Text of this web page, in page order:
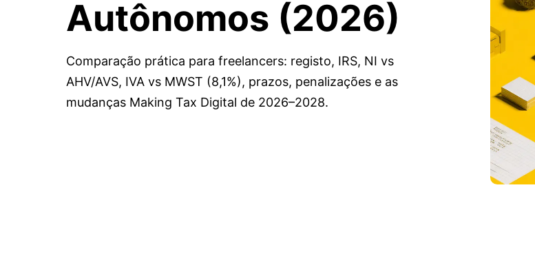
Autônomos (2026)
Comparação prática para freelancers: registo, IRS, NI vs
AHV/AVS, IVA vs MWST (8,1%), prazos, penalizações e as
mudanças Making Tax Digital de 2026–2028.